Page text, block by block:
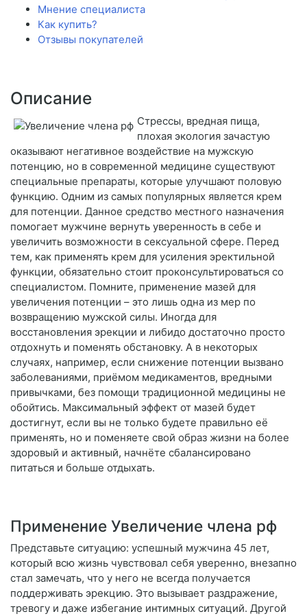
Мнение специалиста
Как купить?
Отзывы покупателей
Описание
Стрессы, вредная пища,
плохая экология зачастую
оказывают негативное воздействие на мужскую
потенцию, но в современной медицине существуют
специальные препараты, которые улучшают половую
функцию. Одним из самых популярных является крем
для потенции. Данное средство местного назначения
помогает мужчине вернуть уверенность в себе и
увеличить возможности в сексуальной сфере. Перед
тем, как применять крем для усиления эректильной
функции, обязательно стоит проконсультироваться со
специалистом. Помните, применение мазей для
увеличения потенции – это лишь одна из мер по
возвращению мужской силы. Иногда для
восстановления эрекции и либидо достаточно просто
отдохнуть и поменять обстановку. А в некоторых
случаях, например, если снижение потенции вызвано
заболеваниями, приёмом медикаментов, вредными
привычками, без помощи традиционной медицины не
обойтись. Максимальный эффект от мазей будет
достигнут, если вы не только будете правильно её
применять, но и поменяете свой образ жизни на более
здоровый и активный, начнёте сбалансировано
питаться и больше отдыхать.
Применение Увеличение члена рф
Представьте ситуацию: успешный мужчина 45 лет,
который всю жизнь чувствовал себя уверенно, внезапно
стал замечать, что у него не всегда получается
поддерживать эрекцию. Это вызывает раздражение,
тревогу и даже избегание интимных ситуаций. Другой